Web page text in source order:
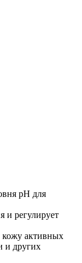
pH для
и регулирует
кожу активных
и других